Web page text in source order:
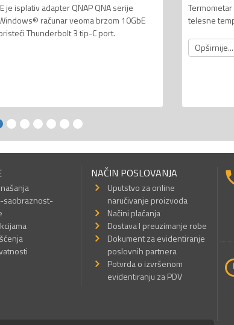
je isplativ adapter QNAP QNA serije
računar veoma brzom 10GbE
Thunderbolt 3 tip-C port.
telesne
Opširnije...
saobraznost-
NAČIN POSLOVANJA
Uputstvo za online
naručivanje proizvoda
Načini plaćanja
Dostava I preuzimanje robe
Dokument za evidentiranje
poslovnih partnera
Potvrda o izvršenom
evidentiranju za PDV